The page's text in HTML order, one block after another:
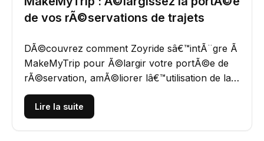
de vos rÃ©servations de trajets
DÃ©couvrez comment Zoyride sâ€™intÃ¨gre Ã
MakeMyTrip pour Ã©largir votre portÃ©e de
rÃ©servation, amÃ©liorer lâ€™utilisation de la
flotte et automatiser le...
Lire la suite